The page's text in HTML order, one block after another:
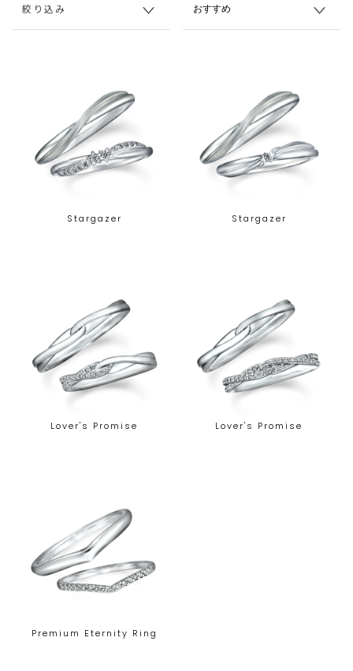
絞り込み
Stargazer Stargazer
Lover's Promise Lover's Promise
Premium Eternity Ring